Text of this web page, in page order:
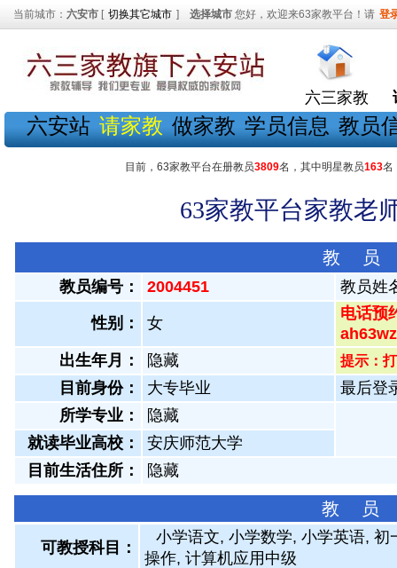
当前城市： 六安市 [ 切换其它城市 ] 选择城市 您好，欢迎来63家教平台！请 登
六三家教
六安站 请家教 做家教 学员信息 教员
目前，63家教平台在册教员3809名，其中明星教员163名
63家教平台家教老
教 员
教员编号： 2004451 教员姓
性别： 女
电话预
出生年月：
隐藏 提示：
目前身份： 大专毕业
最后登
所学专业：
隐藏
就读毕业高校：
安庆师范大学
目前生活住所：
隐藏
教 员
可教授科目：
小学语文, 小学数学, 小学英语,
操作, 计算机应用中级